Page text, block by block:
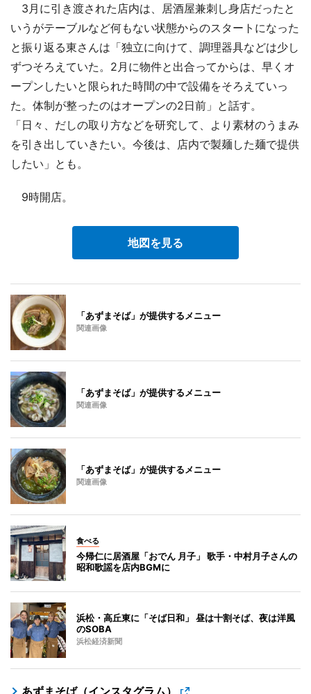
3月に引き渡された店内は、居酒屋兼刺し身店だったと
いうがテーブルなど何もない状態からのスタートになった
と振り返る東さんは「独立に向けて、調理器具などは少し
ずつそろえていた。2月に物件と出合ってからは、早くオ
ープンしたいと限られた時間の中で設備をそろえていっ
た。体制が整ったのはオープンの2日前」と話す。
「日々、だしの取り方などを研究して、より素材のうまみ
を引き出していきたい。今後は、店内で製麺した麺で提供
したい」とも。
9時開店。
地図を見る
「あずまそば」が提供するメニュー
関連画像
「あずまそば」が提供するメニュー
関連画像
「あずまそば」が提供するメニュー
関連画像
食べる
今帰仁に居酒屋「おでん 月子」 歌手・中村月子さんの
昭和歌謡を店内BGMに
浜松・高丘東に「そば日和」 昼は十割そば、夜は洋風
のSOBA
浜松経済新聞
あずまそば（インスタグラム）